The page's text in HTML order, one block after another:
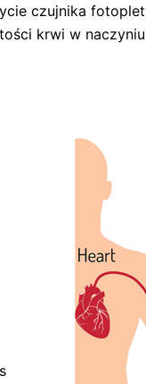
czujnika
krwi w